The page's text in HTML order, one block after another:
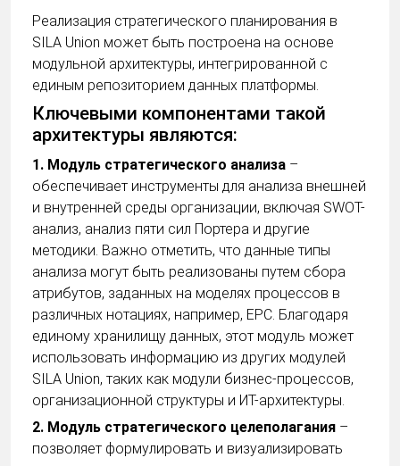
Реализация стратегического планирования в
SILA Union может быть построена на основе
модульной архитектуры, интегрированной с
единым репозиторием данных платформы.
Ключевыми компонентами такой
архитектуры являются:
1. Модуль стратегического анализа –
обеспечивает инструменты для анализа внешней
и внутренней среды организации, включая SWOT-
анализ, анализ пяти сил Портера и другие
методики. Важно отметить, что данные типы
анализа могут быть реализованы путем сбора
атрибутов, заданных на моделях процессов в
различных нотациях, например, EPC. Благодаря
единому хранилищу данных, этот модуль может
использовать информацию из других модулей
SILA Union, таких как модули бизнес-процессов,
организационной структуры и ИТ-архитектуры.
2. Модуль стратегического целеполагания –
позволяет формулировать и визуализировать